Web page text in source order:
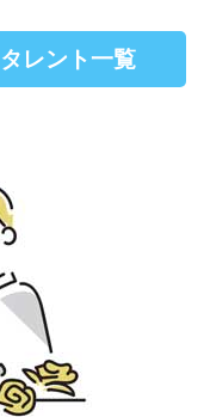
レント一覧